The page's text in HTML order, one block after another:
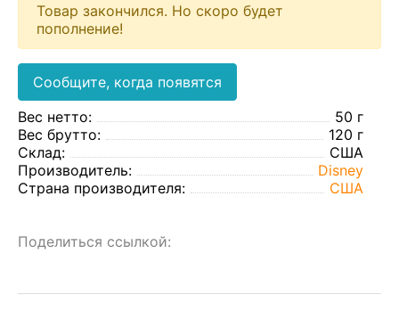
Товар закончился. Но скоро будет
пополнение!
Сообщите, когда появятся
Вес нетто:
50 г
Вес брутто:
120 г
Склад:
США
Производитель:
Disney
Страна производителя:
США
Поделиться ссылкой: